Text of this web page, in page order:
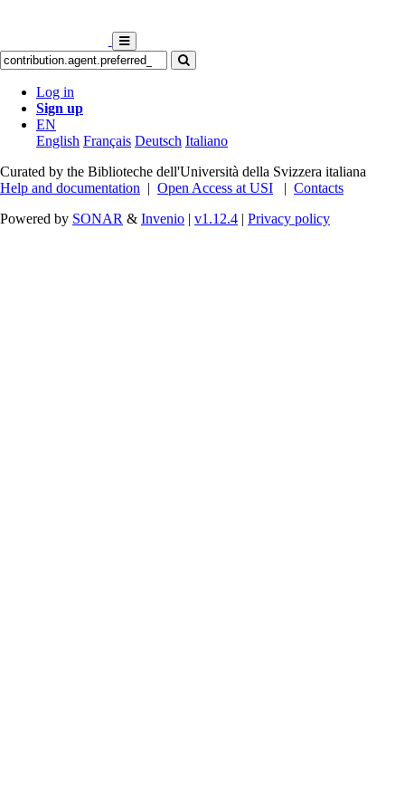
Log in
Sign up
EN
English Français Deutsch Italiano
Curated by the Biblioteche dell'Università della Svizzera italiana
Help and documentation | Open Access at USI | Contacts
Powered by SONAR & Invenio | v1.12.4 | Privacy policy